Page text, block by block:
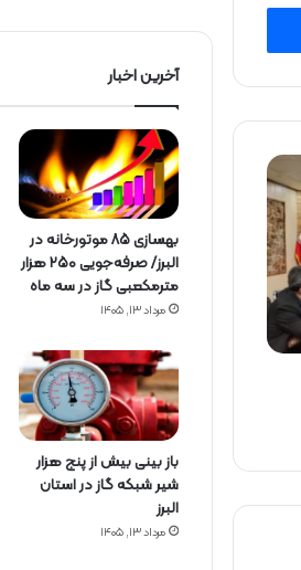
آخرین اخبار
بهسازی ۸۵ موتورخانه در
البرز/ صرفه‌جویی ۲۵۰ هزار
مترمکعبی گاز در سه ماه
مرداد ۱۳, ۱۴۰۵
باز بینی بیش از پنج هزار
شیر شبکه گاز در استان
البرز
مرداد ۱۳, ۱۴۰۵